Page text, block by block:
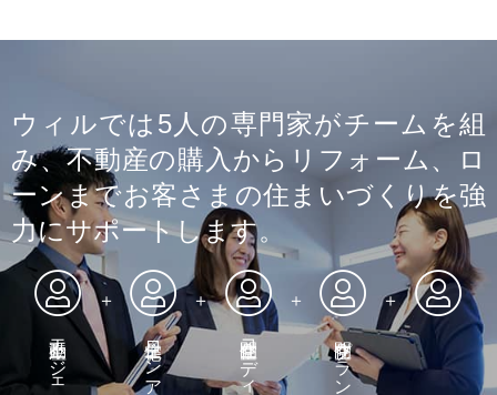
ウィルでは5人の専門家がチームを組
み、不動産の購入からリフォーム、ロ
ーンまでお客さまの住まいづくりを強
力にサポートします。
＋ ＋ ＋
住空間プランナー
＋